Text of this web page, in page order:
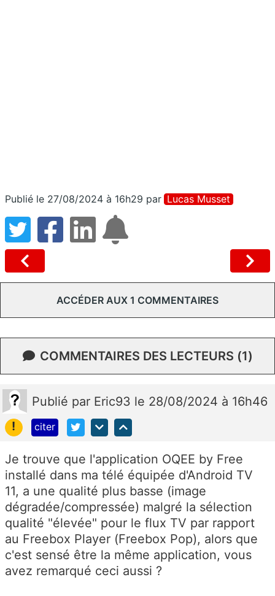
Publié le 27/08/2024 à 16h29 par Lucas Musset
ACCÉDER AUX 1 COMMENTAIRES
COMMENTAIRES DES LECTEURS (1)
Publié par Eric93 le 28/08/2024 à 16h46
!
citer
Je trouve que l'application OQEE by Free
installé dans ma télé équipée d'Android TV
11, a une qualité plus basse (image
dégradée/compressée) malgré la sélection
qualité "élevée" pour le flux TV par rapport
au Freebox Player (Freebox Pop), alors que
c'est sensé être la même application, vous
avez remarqué ceci aussi ?